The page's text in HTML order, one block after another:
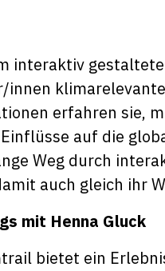
interaktiv
innen
erfahren sie,
auf die
Weg durch
auch gleich ihr
mit Henna Gluck
bietet ein